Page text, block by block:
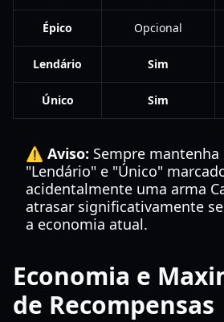
Épico Opcional
Lendário Sim
Único Sim
⚠️ Aviso: Sempre
"Lendário" e "Único"
acidentalmente uma arma
atrasar significativamente
a economia atual.
Economia e
de Recompensas